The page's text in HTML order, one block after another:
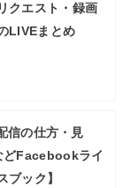
クエスト・録画
LIVEまとめ
信の仕方・見
どFacebookライ
ブック】